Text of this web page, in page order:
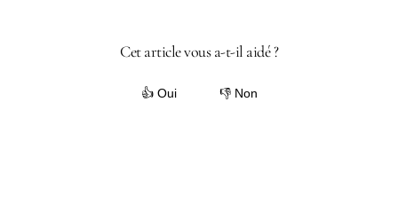
Cet article vous a-t-il aidé ?
👍 Oui 👎 Non